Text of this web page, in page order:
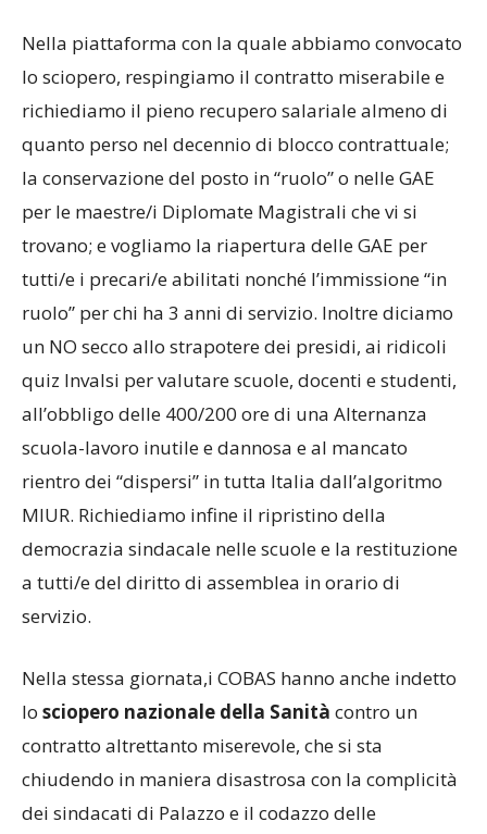
Nella piattaforma con la quale abbiamo convocato
lo sciopero, respingiamo il contratto miserabile e
richiediamo il pieno recupero salariale almeno di
quanto perso nel decennio di blocco contrattuale;
la conservazione del posto in “ruolo” o nelle GAE
per le maestre/i Diplomate Magistrali che vi si
trovano; e vogliamo la riapertura delle GAE per
tutti/e i precari/e abilitati nonché l’immissione “in
ruolo” per chi ha 3 anni di servizio. Inoltre diciamo
un NO secco allo strapotere dei presidi, ai ridicoli
quiz Invalsi per valutare scuole, docenti e studenti,
all’obbligo delle 400/200 ore di una Alternanza
scuola-lavoro inutile e dannosa e al mancato
rientro dei “dispersi” in tutta Italia dall’algoritmo
MIUR. Richiediamo infine il ripristino della
democrazia sindacale nelle scuole e la restituzione
a tutti/e del diritto di assemblea in orario di
servizio.
Nella stessa giornata,i COBAS hanno anche indetto
lo sciopero nazionale della Sanità contro un
contratto altrettanto miserevole, che si sta
chiudendo in maniera disastrosa con la complicità
dei sindacati di Palazzo e il codazzo delle